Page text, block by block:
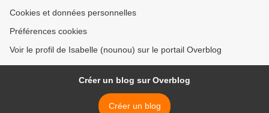
Cookies et données personnelles
Préférences cookies
Voir le profil de Isabelle (nounou) sur le portail Overblog
Créer un blog sur Overblog
Créer un blog